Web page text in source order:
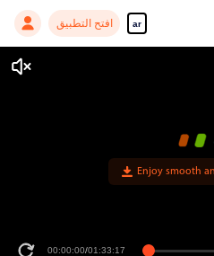
ar افتح التطبيق
00:00:00/01:33:17